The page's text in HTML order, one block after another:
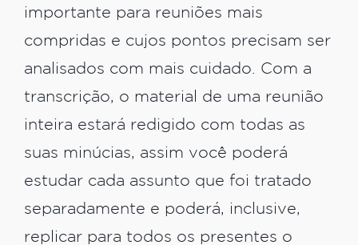
importante para reuniões mais
compridas e cujos pontos precisam ser
analisados com mais cuidado. Com a
transcrição, o material de uma reunião
inteira estará redigido com todas as
suas minúcias, assim você poderá
estudar cada assunto que foi tratado
separadamente e poderá, inclusive,
replicar para todos os presentes o